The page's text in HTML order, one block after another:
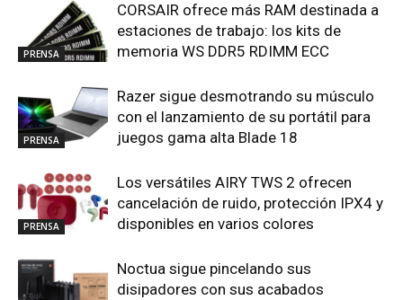
PRENSA
CORSAIR ofrece más RAM destinada a
estaciones de trabajo: los kits de
memoria WS DDR5 RDIMM ECC
PRENSA
Razer sigue desmotrando su músculo
con el lanzamiento de su portátil para
juegos gama alta Blade 18
PRENSA
Los versátiles AIRY TWS 2 ofrecen
cancelación de ruido, protección IPX4 y
disponibles en varios colores
Noctua sigue pincelando sus
disipadores con sus acabados